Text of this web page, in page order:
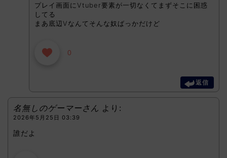
プレイ画面にVtuber要素が一切なくてまずそこに困惑
してる
まあ底辺Vなんてそんな奴ばっかだけど
0
返信
名無しのゲーマーさん より:
2026年5月25日 03:39
誰だよ